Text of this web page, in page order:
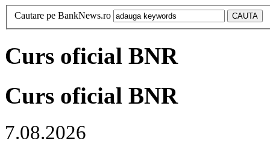
Cautare pe BankNews.ro
Curs oficial BNR
Curs oficial BNR
7.08.2026